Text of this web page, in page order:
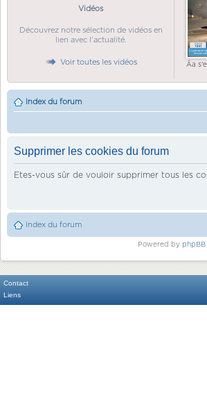
Vidéos
Découvrez notre sélection de vidéos en
lien avec l'actualité.
Voir toutes les vidéos Ãa
Index du forum
Supprimer les cookies du forum
Etes-vous sûr de vouloir supprimer tous les
Index du forum
Powered by phpBB
Contact
Liens